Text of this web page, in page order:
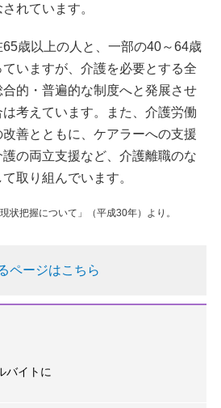
れています。
歳以上の人と、一部の40～64歳
いますが、介護を必要とする全
的・普遍的な制度へと発展させ
考えています。また、介護労働
善とともに、ケアラーへの支援
の両立支援など、介護離職のな
取り組んでいます。
把握について」（平成30年）より。
ページはこちら
バイトに